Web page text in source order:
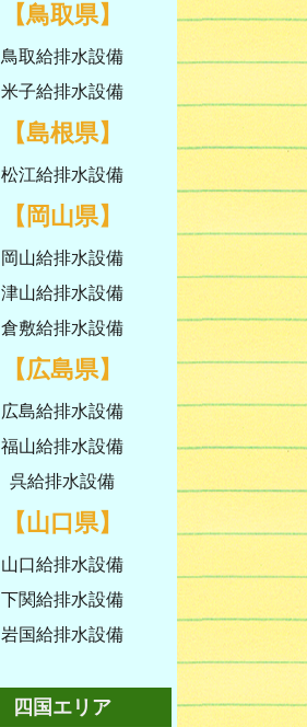
【鳥取県】
鳥取給排水設備
米子給排水設備
【島根県】
松江給排水設備
【岡山県】
岡山給排水設備
津山給排水設備
倉敷給排水設備
【広島県】
広島給排水設備
福山給排水設備
呉給排水設備
【山口県】
山口給排水設備
下関給排水設備
岩国給排水設備
四国エリア